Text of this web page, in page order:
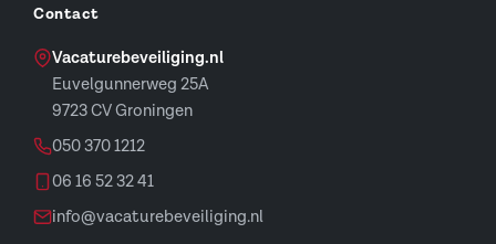
Contact
Vacaturebeveiliging.nl
Euvelgunnerweg 25A
9723 CV Groningen
050 370 1212
06 16 52 32 41
info@vacaturebeveiliging.nl